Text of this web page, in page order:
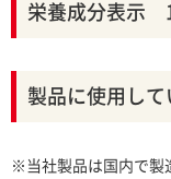
栄養成分表示
製品に使用し
※当社製品は国内で製